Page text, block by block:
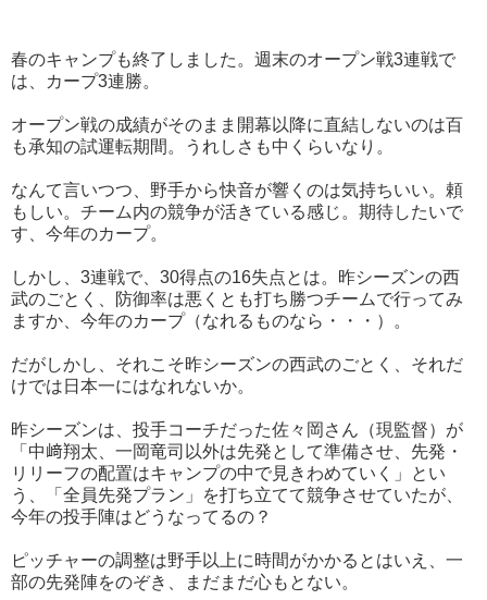
春のキャンプも終了しました。週末のオープン戦3連戦で
は、カープ3連勝。
オープン戦の成績がそのまま開幕以降に直結しないのは百
も承知の試運転期間。うれしさも中くらいなり。
なんて言いつつ、野手から快音が響くのは気持ちいい。頼
もしい。チーム内の競争が活きている感じ。期待したいで
す、今年のカープ。
しかし、3連戦で、30得点の16失点とは。昨シーズンの西
武のごとく、防御率は悪くとも打ち勝つチームで行ってみ
ますか、今年のカープ（なれるものなら・・・）。
だがしかし、それこそ昨シーズンの西武のごとく、それだ
けでは日本一にはなれないか。
昨シーズンは、投手コーチだった佐々岡さん（現監督）が
「中﨑翔太、一岡竜司以外は先発として準備させ、先発・
リリーフの配置はキャンプの中で見きわめていく」とい
う、「全員先発プラン」を打ち立てて競争させていたが、
今年の投手陣はどうなってるの？
ピッチャーの調整は野手以上に時間がかかるとはいえ、一
部の先発陣をのぞき、まだまだ心もとない。